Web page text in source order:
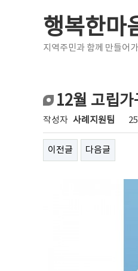
행복한마
지역주민과 함께 만들어
12월 고립
작성자 사례지원팀
이전글 다음글